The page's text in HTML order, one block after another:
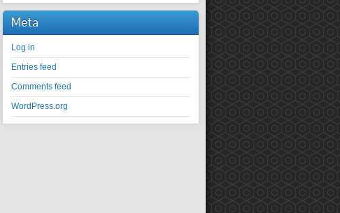
Meta
Log in
Entries feed
Comments feed
WordPress.org